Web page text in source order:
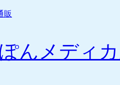
販
んメディ